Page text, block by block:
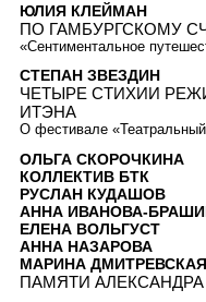
ЮЛИЯ КЛЕЙМАН
ПО ГАМБУРГСКОМУ
«Сентиментальное
СТЕПАН ЗВЕЗДИН
ЧЕТЫРЕ СТИХИИ
ИТЭНА
О фестивале «Театральный
ОЛЬГА СКОРОЧКИНА
КОЛЛЕКТИВ БТК
РУСЛАН КУДАШОВ
АННА ИВАНОВА-
ЕЛЕНА ВОЛЬГУСТ
АННА НАЗАРОВА
МАРИНА ДМИТРЕВСКАЯ
ПАМЯТИ